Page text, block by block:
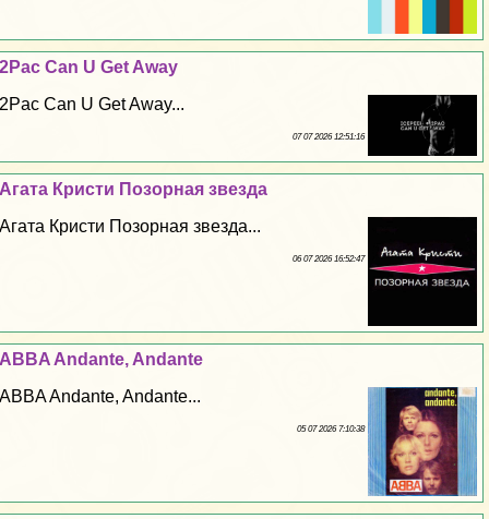
2Pac Can U Get Away
2Pac Can U Get Away...
07 07 2026 12:51:16
Агата Кристи Позорная звезда
Агата Кристи Позорная звезда...
06 07 2026 16:52:47
ABBA Andante, Andante
ABBA Andante, Andante...
05 07 2026 7:10:38